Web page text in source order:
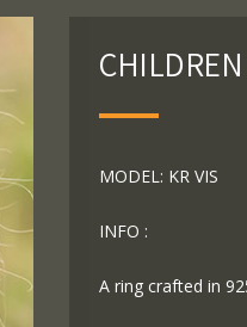
MODEL: KR VIS
INFO :
A ring crafted in